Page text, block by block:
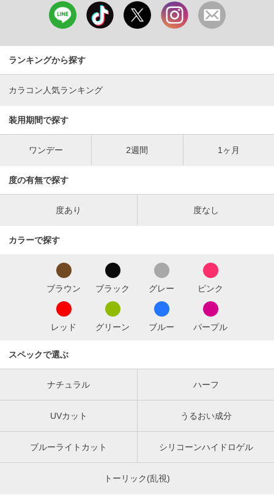
ランキングから探す
カラコン人気ランキング
装用期間で探す
ワンデー 2週間 1ヶ月
度の有無で探す
度あり 度なし
カラーで探す
ブラウン ブラック グレー ピンク
レッド グリーン ブルー パープル
スペックで選ぶ
ナチュラル ハーフ
UVカット うるおい成分
ブルーライトカット シリコーンハイドロゲル
トーリック(乱視)